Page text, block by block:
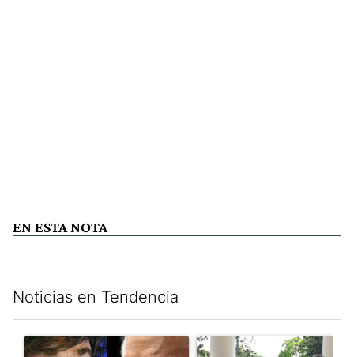
EN ESTA NOTA
Noticias en Tendencia
Un artículo de tendencia con el título "Tensión Lula-Milei:
Un artículo de tendencia con